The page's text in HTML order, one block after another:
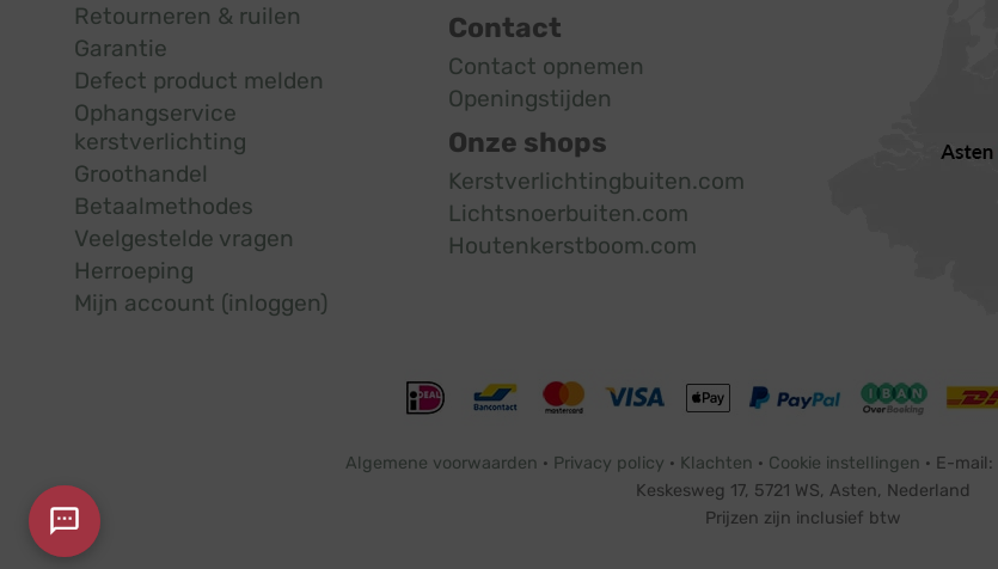
Retourneren & ruilen
Garantie
Defect product melden
Ophangservice
kerstverlichting
Groothandel
Betaalmethodes
Veelgestelde vragen
Herroeping
Mijn account (inloggen)
Contact
Contact opnemen
Openingstijden
Onze shops
Kerstverlichtingbuiten.com
Lichtsnoerbuiten.com
Houtenkerstboom.com
Algemene voorwaarden · Privacy policy · Klachten · Cookie instellingen · E-mail:
Keskesweg 17, 5721 WS, Asten, Nederland
Prijzen zijn inclusief btw